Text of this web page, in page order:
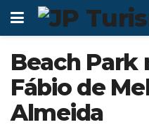
Beach Park
Fábio de
Almeida